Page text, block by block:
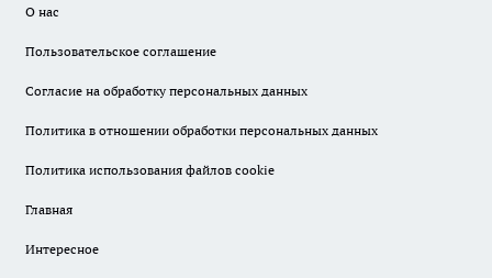
О нас
Пользовательское соглашение
Согласие на обработку персональных данных
Политика в отношении обработки персональных данных
Политика использования файлов cookie
Главная
Интересное